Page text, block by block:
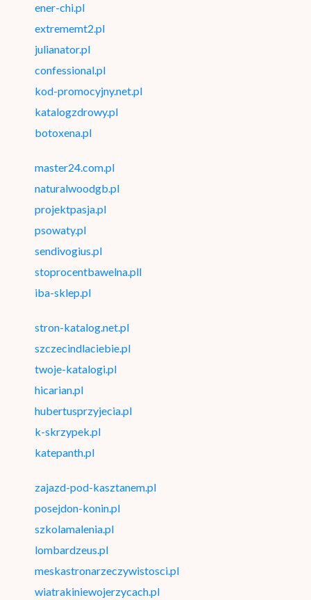
ener-chi.pl
extrememt2.pl
julianator.pl
confessional.pl
kod-promocyjny.net.pl
katalogzdrowy.pl
botoxena.pl
master24.com.pl
naturalwoodgb.pl
projektpasja.pl
psowaty.pl
sendivogius.pl
stoprocentbawelna.pll
iba-sklep.pl
stron-katalog.net.pl
szczecindlaciebie.pl
twoje-katalogi.pl
hicarian.pl
hubertusprzyjecia.pl
k-skrzypek.pl
katepanth.pl
zajazd-pod-kasztanem.pl
posejdon-konin.pl
szkolamalenia.pl
lombardzeus.pl
meskastronarzeczywistosci.pl
wiatrakiniewojerzycach.pl